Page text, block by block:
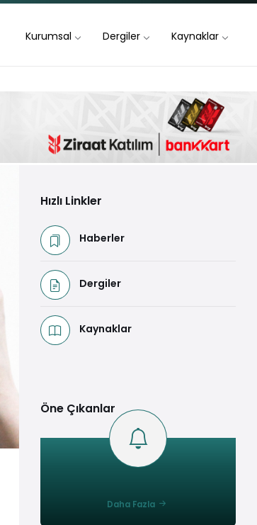
Kurumsal Dergiler Kaynaklar
Hızlı Linkler
Haberler
Dergiler
Kaynaklar
Öne Çıkanlar
Daha Fazla